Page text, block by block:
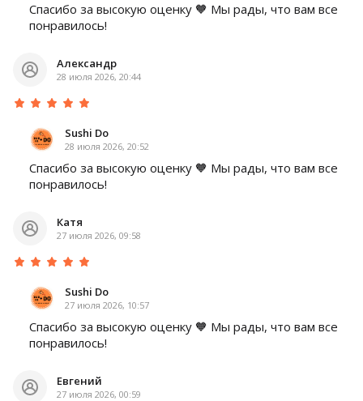
Спасибо за высокую оценку 🧡 Мы рады, что вам все
понравилось!
Александр
28 июля 2026, 20:44
Sushi Do
28 июля 2026, 20:52
Спасибо за высокую оценку 🧡 Мы рады, что вам все
понравилось!
Катя
27 июля 2026, 09:58
Sushi Do
27 июля 2026, 10:57
Спасибо за высокую оценку 🧡 Мы рады, что вам все
понравилось!
Евгений
27 июля 2026, 00:59